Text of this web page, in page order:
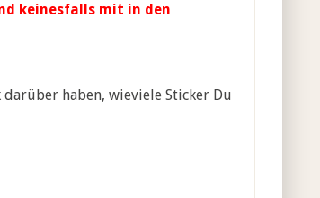
keinesfalls mit in den
haben, wieviele Sticker Du